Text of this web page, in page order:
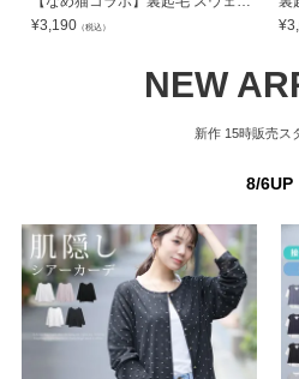
¥3,190 （税込）
¥
NEW
新作 15時販売ス
8/6UP